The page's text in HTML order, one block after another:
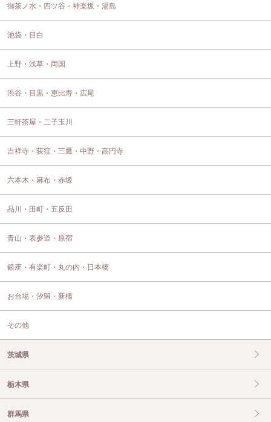
御茶ノ水・四ツ谷・神楽坂・湯島
池袋・目白
上野・浅草・両国
渋谷・目黒・恵比寿・広尾
三軒茶屋・二子玉川
吉祥寺・荻窪・三鷹・中野・高円寺
六本木・麻布・赤坂
品川・田町・五反田
青山・表参道・原宿
銀座・有楽町・丸の内・日本橋
お台場・汐留・新橋
その他
茨城県
栃木県
群馬県